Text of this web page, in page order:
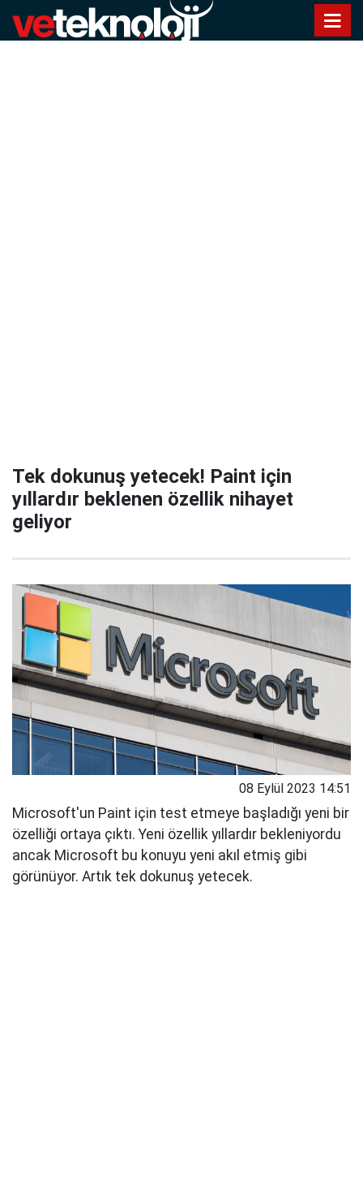
Tek dokunuş yetecek! Paint için
yıllardır beklenen özellik nihayet
geliyor
08 Eylül 2023 14:51
Microsoft'un Paint için test etmeye başladığı yeni bir
özelliği ortaya çıktı. Yeni özellik yıllardır bekleniyordu
ancak Microsoft bu konuyu yeni akıl etmiş gibi
görünüyor. Artık tek dokunuş yetecek.